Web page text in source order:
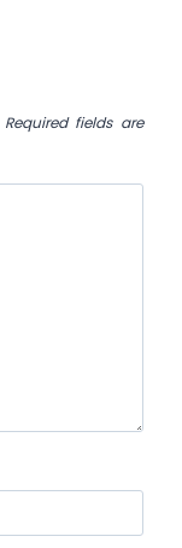
Required fields are